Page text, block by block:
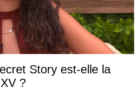
Story est-elle la
?